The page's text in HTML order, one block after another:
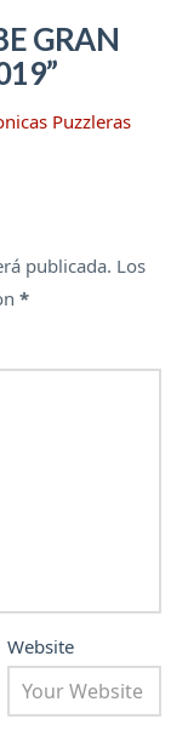
GRAN
Puzzleras
publicada. Los
*
Website